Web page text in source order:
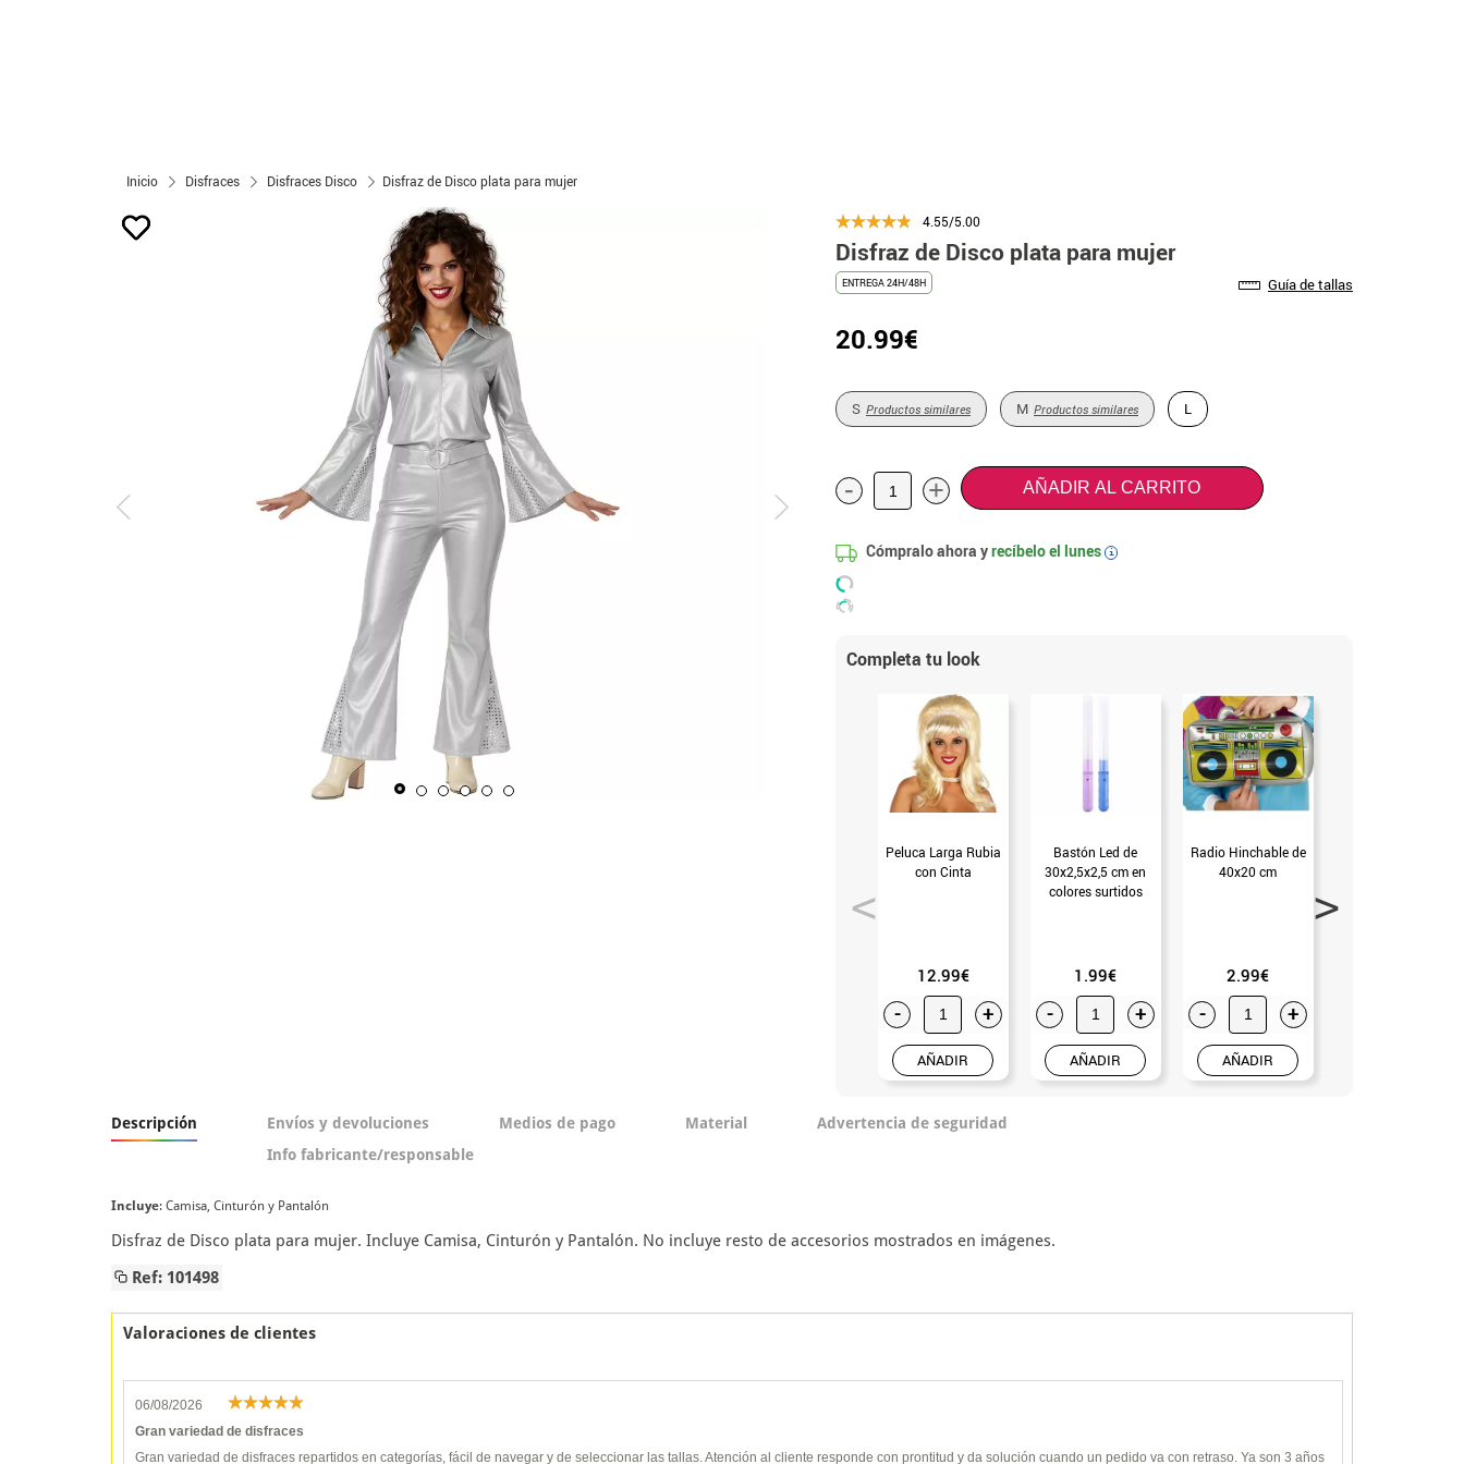
Inicio Disfraces Disfraces Disco Disfraz de Disco plata para mujer
4.55/5.00
Disfraz de Disco plata para mujer
ENTREGA 24H/48H Guía de tallas
20.99€
S Productos similares M Productos similares L
- + AÑADIR AL CARRITO
Cómpralo ahora yrecíbelo el lunes i
Completa tu look
Peluca Larga Rubia
con Cinta
12.99€
- +
AÑADIR
Bastón Led de
30x2,5x2,5 cm en
colores surtidos
1.99€
- +
AÑADIR
Radio Hinchable de
40x20 cm
2.99€
- +
AÑADIR
Descripción Envíos y devoluciones Medios de pago Material
Advertencia de seguridad
Info fabricante/responsable
Incluye: Camisa, Cinturón y Pantalón
Disfraz de Disco plata para mujer. Incluye Camisa, Cinturón y Pantalón. No incluye resto de accesorios mostrados en imágenes.
Ref: 101498
Valoraciones de clientes
06/08/2026
Gran variedad de disfraces
Gran variedad de disfraces repartidos en categorías, fácil de navegar y de seleccionar las tallas. Atención al cliente responde con prontitud y da solución cuando un pedido va con retraso. Ya son 3 años